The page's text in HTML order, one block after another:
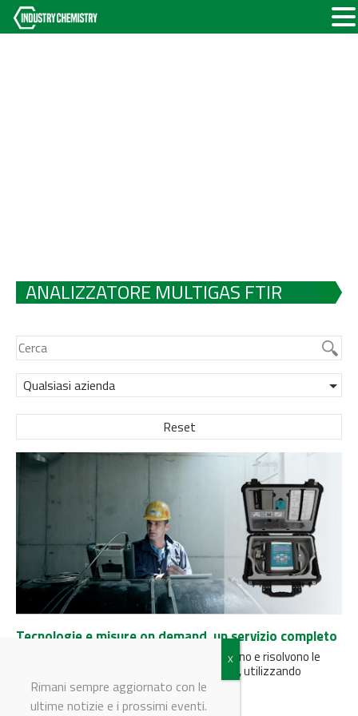
ANALIZZATORE MULTIGAS FTIR
PORTATILE
Qualsiasi azienda
Reset
Tecnologie e misure on demand, un servizio completo
Gli specialisti di Ital Control Meters analizzano e risolvono le
necessità di misura, anche le più complesse, utilizzando
strumentazione portatile...
Rimani sempre aggiornato con le
ultime notizie e i prossimi eventi.